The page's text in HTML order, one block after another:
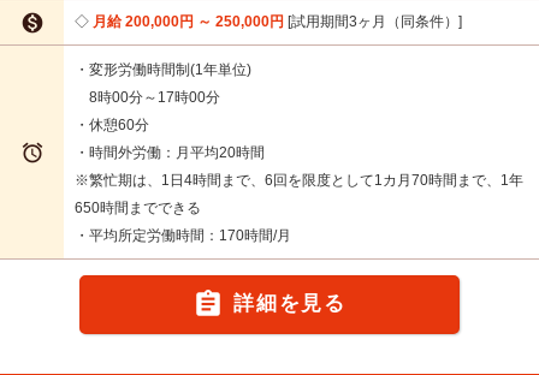
 月給 200,000円 ～ 250,000円 試用期間3ヶ月（同条件）

・変形労働時間制(1年単位)
8時00分～17時00分
・休憩60分
・時間外労働：月平均20時間
※繁忙期は、1日4時間まで、6回を限度として1カ月70時間まで、1年
650時間までできる
・平均所定労働時間：170時間/月
 詳細を見る